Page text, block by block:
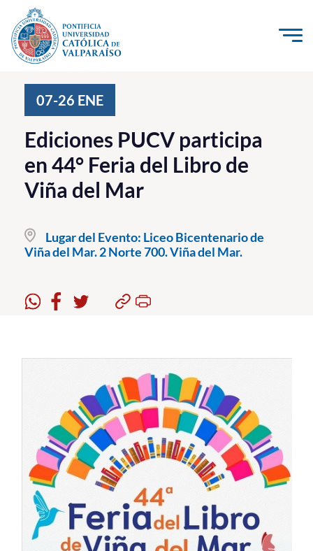
Click acá para ir directamente al contenido
Investigación, Creación e Innovación
PUCV Internacional
Vinculación con el Medio
Pregrado
Formación Continua
Funcionarios
Alumni
English
07-26 ENE
Ediciones PUCV participa
en 44° Feria del Libro de
Viña del Mar
Lugar del Evento: Liceo Bicentenario de
Viña del Mar. 2 Norte 700. Viña del Mar.